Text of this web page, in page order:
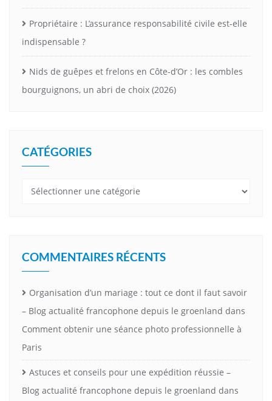
Propriétaire : L’assurance responsabilité civile est-elle
indispensable ?
Nids de guêpes et frelons en Côte-d’Or : les combles
bourguignons, un abri de choix (2026)
CATÉGORIES
Catégories
COMMENTAIRES RÉCENTS
Organisation d’un mariage : tout ce dont il faut savoir
– Blog actualité francophone depuis le groenland dans
Comment obtenir une séance photo professionnelle à
Paris
Astuces et conseils pour une expédition réussie –
Blog actualité francophone depuis le groenland dans